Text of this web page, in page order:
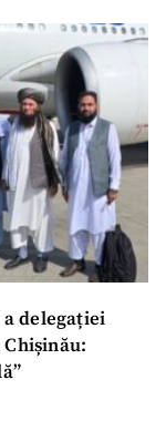
a delegației